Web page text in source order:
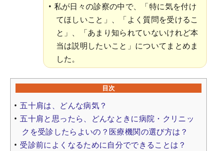
私が日々の診察の中で、「特に気を付け
てほしいこと」、「よく質問を受けるこ
と」、「あまり知られていないけれど本
当は説明したいこと」についてまとめま
した。
目次
五十肩は、どんな病気？
五十肩と思ったら、どんなときに病院・クリニッ
クを受診したらよいの？医療機関の選び方は？
受診前によくなるために自分でできることは？